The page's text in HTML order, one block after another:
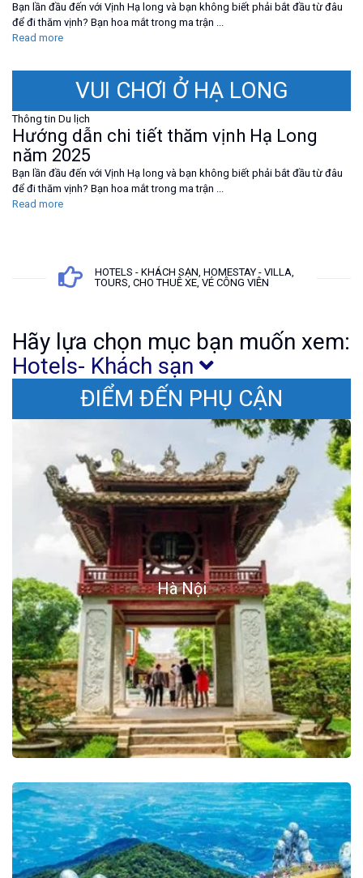
Bạn lần đầu đến với Vịnh Hạ long và bạn không biết phải bắt đầu từ đâu
để đi thăm vịnh? Bạn hoa mắt trong ma trận ...
Read more
VUI CHƠI Ở HẠ LONG
Thông tin Du lịch
Hướng dẫn chi tiết thăm vịnh Hạ Long
năm 2025
Bạn lần đầu đến với Vịnh Hạ long và bạn không biết phải bắt đầu từ đâu
để đi thăm vịnh? Bạn hoa mắt trong ma trận ...
Read more
HOTELS - KHÁCH SẠN, HOMESTAY - VILLA,
TOURS, CHO THUÊ XE, VÉ CÔNG VIÊN
Hãy lựa chọn mục bạn muốn xem:
Hotels- Khách sạn
ĐIỂM ĐẾN PHỤ CẬN
Hà Nội